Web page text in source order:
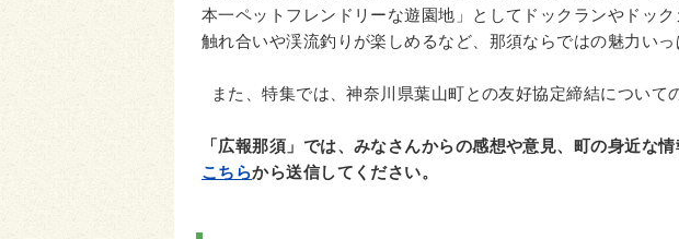
本一ペットフレンドリーな遊園地」としてドックランやドッ
触れ合いや渓流釣りが楽しめるなど、那須ならではの魅力いっ
また、特集では、神奈川県葉山町との友好協定締結について
「広報那須」では、みなさんからの感想や意見、町の身近な
こちらから送信してください。